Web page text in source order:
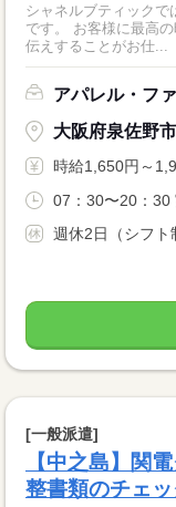
シャネルブティックで
です。 お客様に最高
伝えすることがお仕...
アパレル・フ
大阪府泉佐野
時給1,650円～
07：30〜20：30
週休2日（シフ
[一般派遣]
【中之島】関
整書類のチェッ